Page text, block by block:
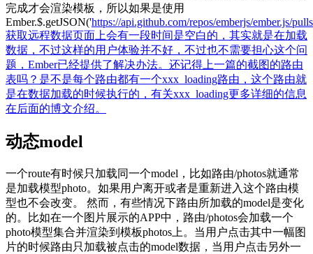
完成才会渲染模板，所以如果是使用
Ember.$.getJSON('https://api.github.com/repos/emberjs/ember.js/
获取远程数据页面上会有一段时间是空白的，其实就是在加载
数据，不过这样的用户体验并不好，不过也不需要担心这个问
题，Ember已经提供了解决办法。还记得上一篇的截图的路由
表吗？是不是每个路由都有一个xxx_loading路由，这个路由就
是在数据加载的时候执行的，有关xxx_loading更多详细的信息
在后面的博文介绍。
动态model
一个route有时候只加载同一个model，比如路由/photos就通常
是加载模型photo。如果用户离开或者是重新进入这个路由模
型也不会改变。 然而，有些情况下路由所加载的model是变化
的。比如在一个图片展示的APP中，路由/photos会加载一个
photo模型集合并渲染到模板photos上。当用户点击其中一幅图
片的时候路由只加载被点击的model数据，当用户点击另外一